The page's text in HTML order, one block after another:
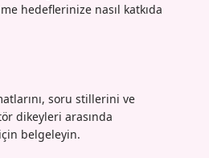
hedeflerinize nasıl katkıda
soru stillerini ve
dikeyleri arasında
belgeleyin.